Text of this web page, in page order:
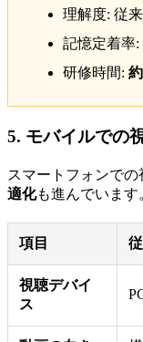
理解度: 従
記憶定着率:
研修時間:
5. モバイルでの
スマートフォンで
適化も進んでいます
項目
視聴デバイ
ス